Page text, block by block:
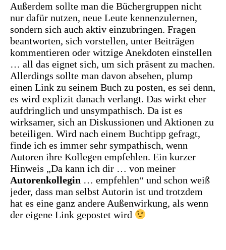
Außerdem sollte man die Büchergruppen nicht
nur dafür nutzen, neue Leute kennenzulernen,
sondern sich auch aktiv einzubringen. Fragen
beantworten, sich vorstellen, unter Beiträgen
kommentieren oder witzige Anekdoten einstellen
… all das eignet sich, um sich präsent zu machen.
Allerdings sollte man davon absehen, plump
einen Link zu seinem Buch zu posten, es sei denn,
es wird explizit danach verlangt. Das wirkt eher
aufdringlich und unsympathisch. Da ist es
wirksamer, sich an Diskussionen und Aktionen zu
beteiligen. Wird nach einem Buchtipp gefragt,
finde ich es immer sehr sympathisch, wenn
Autoren ihre Kollegen empfehlen. Ein kurzer
Hinweis „Da kann ich dir … von meiner
Autorenkollegin … empfehlen“ und schon weiß
jeder, dass man selbst Autorin ist und trotzdem
hat es eine ganz andere Außenwirkung, als wenn
der eigene Link gepostet wird